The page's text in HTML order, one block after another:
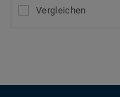
Vergleichen